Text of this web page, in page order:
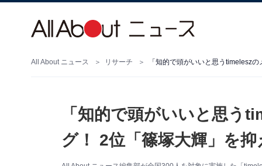
All About ニュース リサーチ
「知的で頭がいいと思う
グ！ 2位「篠塚大輝」を